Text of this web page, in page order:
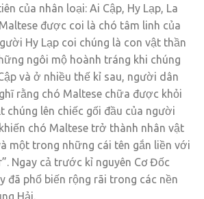
của nhân loại: Ai Cập, Hy Lạp, La
được coi là chó tâm linh của
Hy Lạp coi chúng là con vật thần
ngôi mộ hoành tráng khi chúng
và ở nhiều thế kỉ sau, người dân
rằng chó Maltese chữa được khỏi
chúng lên chiếc gối đầu của người
chó Maltese trở thành nhân vật
một trong những cái tên gắn liền với
Ngay cả trước kỉ nguyên Cơ Đốc
đã phổ biến rộng rãi trong các nền
Hải.